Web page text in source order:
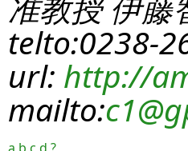
telto:0238-
url: http://
mailto:c1